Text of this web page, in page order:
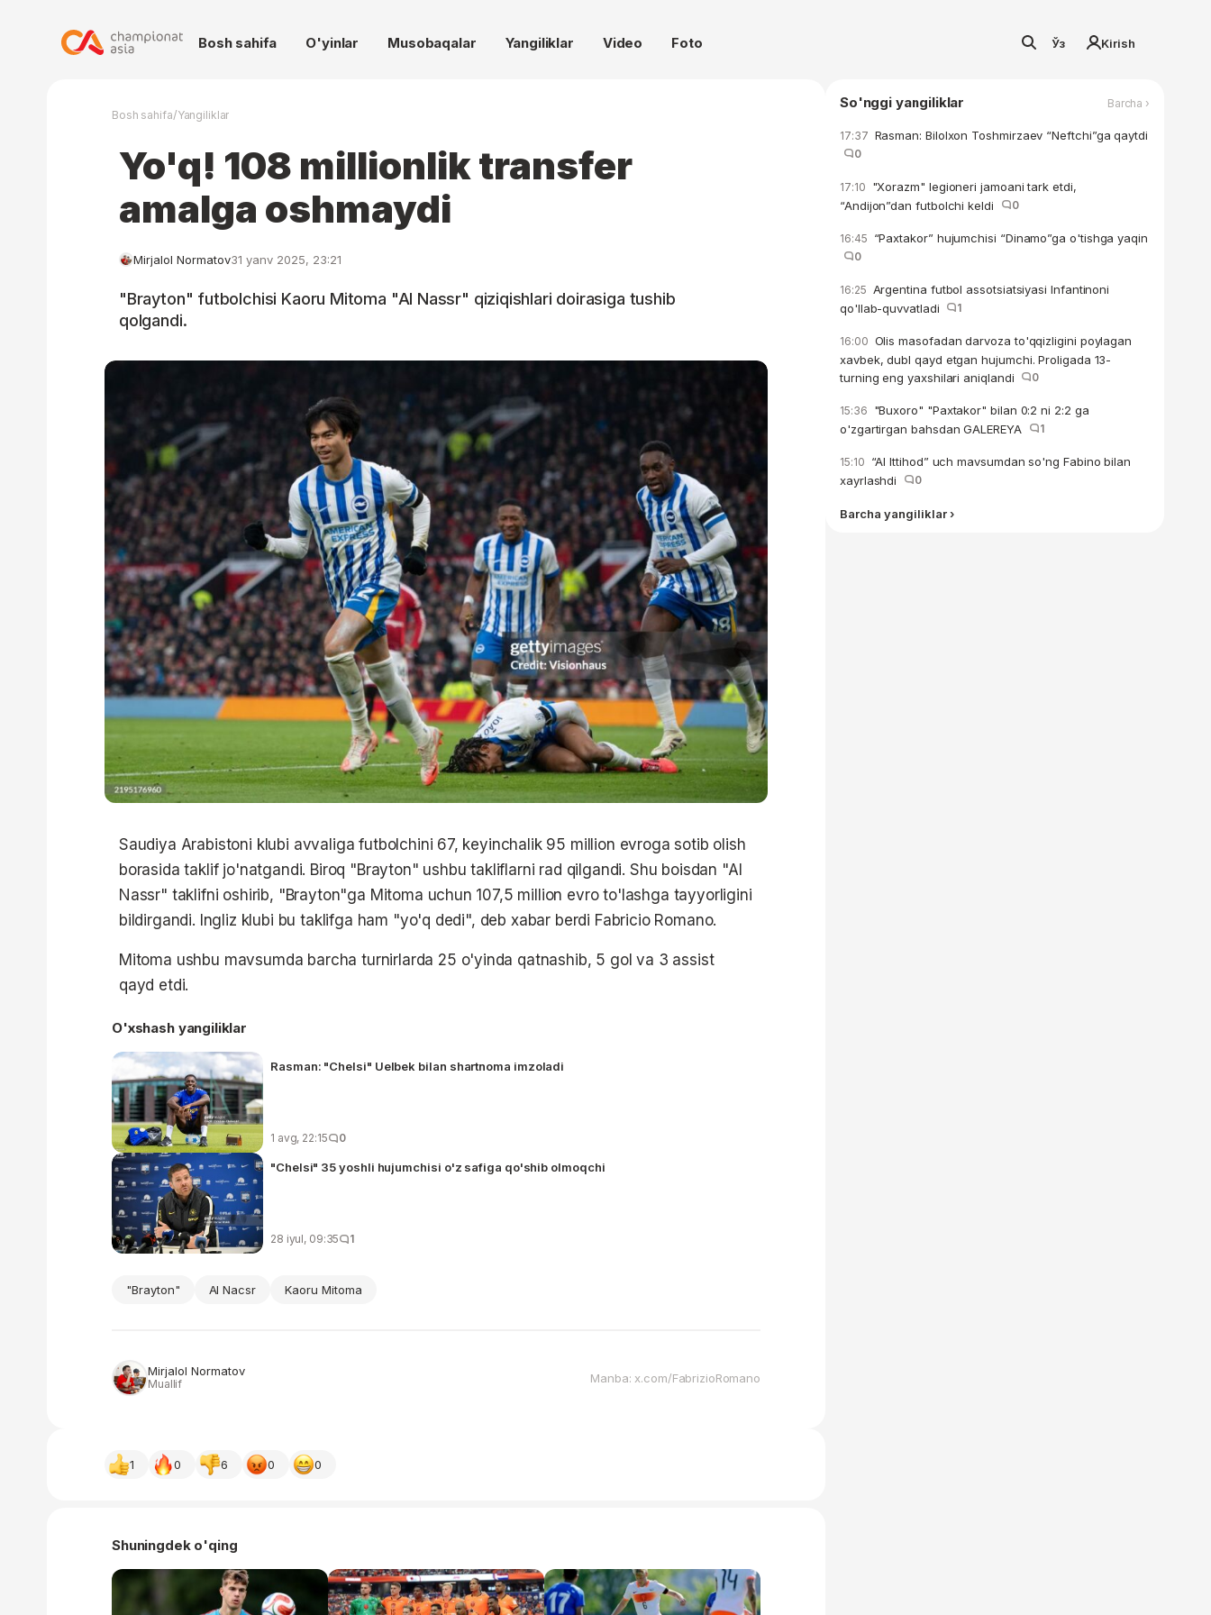
Bosh sahifa O'yinlar Musobaqalar Yangiliklar Video Foto Ўз Kirish
Bosh sahifa/Yangiliklar
Yo'q! 108 millionlik transfer
amalga oshmaydi
Mirjalol Normatov31 yanv 2025, 23:21
"Brayton" futbolchisi Kaoru Mitoma "Al Nassr" qiziqishlari doirasiga tushib
qolgandi.
Saudiya Arabistoni klubi avvaliga futbolchini 67, keyinchalik 95 million evroga sotib olish
borasida taklif jo'natgandi. Biroq "Brayton" ushbu takliflarni rad qilgandi. Shu boisdan "Al
Nassr" taklifni oshirib, "Brayton"ga Mitoma uchun 107,5 million evro to'lashga tayyorligini
bildirgandi. Ingliz klubi bu taklifga ham "yo'q dedi", deb xabar berdi Fabricio Romano.
Mitoma ushbu mavsumda barcha turnirlarda 25 o'yinda qatnashib, 5 gol va 3 assist
qayd etdi.
O'xshash yangiliklar
Rasman: "Chelsi" Uelbek bilan shartnoma imzoladi
1 avg, 22:15 0
"Chelsi" 35 yoshli hujumchisi o'z safiga qo'shib olmoqchi
28 iyul, 09:35 1
"Brayton" Al Nacsr Kaoru Mitoma
Mirjalol Normatov
Muallif Manba: x.com/FabrizioRomano
1 0 6 0 0
Shuningdek o'qing
So'nggi yangiliklar Barcha ›
17:37 Rasman: Bilolxon Toshmirzaev “Neftchi”ga qaytdi
0
17:10 "Xorazm" legioneri jamoani tark etdi,
“Andijon”dan futbolchi keldi
0
16:45 “Paxtakor” hujumchisi “Dinamo”ga o'tishga yaqin
0
16:25 Argentina futbol assotsiatsiyasi Infantinoni
qo'llab-quvvatladi
1
16:00 Olis masofadan darvoza to'qqizligini poylagan
xavbek, dubl qayd etgan hujumchi. Proligada 13-
turning eng yaxshilari aniqlandi
0
15:36 "Buxoro" "Paxtakor" bilan 0:2 ni 2:2 ga
o'zgartirgan bahsdan GALEREYA
1
15:10 “Al Ittihod” uch mavsumdan so'ng Fabino bilan
xayrlashdi
0
Barcha yangiliklar ›